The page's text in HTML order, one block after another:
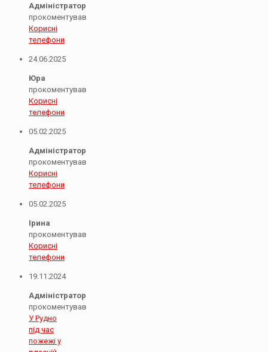
Адміністратор
прокоментував
Корисні
телефони
24.06.2025
Юра
прокоментував
Корисні
телефони
05.02.2025
Адміністратор
прокоментував
Корисні
телефони
05.02.2025
Ірина
прокоментував
Корисні
телефони
19.11.2024
Адміністратор
прокоментував
У Рудно
під час
пожежі у